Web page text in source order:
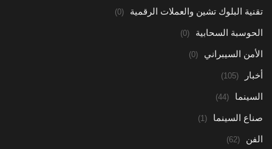
تقنية البلوك تشين والعملات الرقمية (0)
الحوسبة السحابية (0)
الأمن السيبراني (0)
أخبار (105)
السينما (44)
صناع السينما (1)
الفن (62)